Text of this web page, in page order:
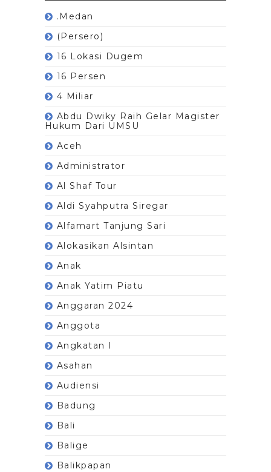
.Medan
(Persero)
16 Lokasi Dugem
16 Persen
4 Miliar
Abdu Dwiky Raih Gelar Magister
Hukum Dari UMSU
Aceh
Administrator
Al Shaf Tour
Aldi Syahputra Siregar
Alfamart Tanjung Sari
Alokasikan Alsintan
Anak
Anak Yatim Piatu
Anggaran 2024
Anggota
Angkatan I
Asahan
Audiensi
Badung
Bali
Balige
Balikpapan